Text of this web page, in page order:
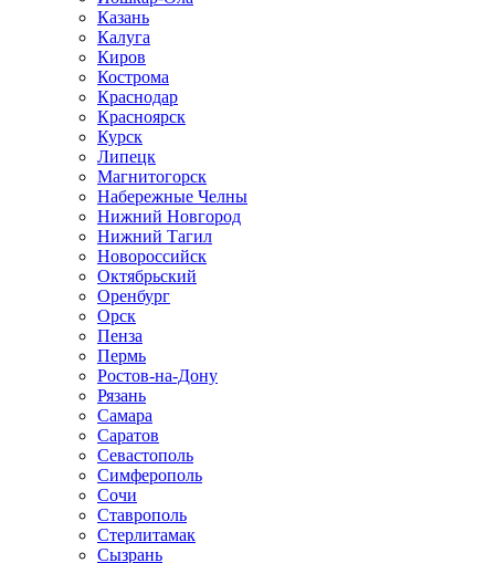
Казань
Калуга
Киров
Кострома
Краснодар
Красноярск
Курск
Липецк
Магнитогорск
Набережные Челны
Нижний Новгород
Нижний Тагил
Новороссийск
Октябрьский
Оренбург
Орск
Пенза
Пермь
Ростов-на-Дону
Рязань
Самара
Саратов
Севастополь
Симферополь
Сочи
Ставрополь
Стерлитамак
Сызрань